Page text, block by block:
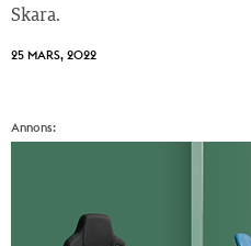
Skara.
25 MARS, 2022
Annons: